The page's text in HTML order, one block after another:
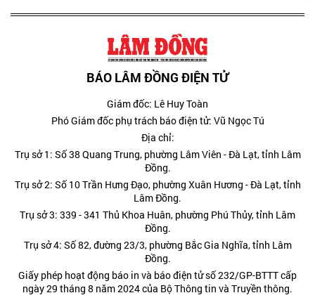
BÁO LÂM ĐỒNG ĐIỆN TỬ
Giám đốc: Lê Huy Toàn
Phó Giám đốc phụ trách báo điện tử: Vũ Ngọc Tú
Địa chỉ:
Trụ sở 1: Số 38 Quang Trung, phường Lâm Viên - Đà Lạt, tỉnh Lâm
Đồng.
Trụ sở 2: Số 10 Trần Hưng Đạo, phường Xuân Hương - Đà Lạt, tỉnh
Lâm Đồng.
Trụ sở 3: 339 - 341 Thủ Khoa Huân, phường Phú Thủy, tỉnh Lâm
Đồng.
Trụ sở 4: Số 82, đường 23/3, phường Bắc Gia Nghĩa, tỉnh Lâm
Đồng.
Giấy phép hoạt động báo in và báo điện tử số 232/GP-BTTT cấp
ngày 29 tháng 8 năm 2024 của Bộ Thông tin và Truyền thông.